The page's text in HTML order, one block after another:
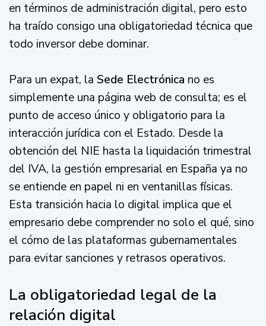
en términos de administración digital, pero esto
ha traído consigo una obligatoriedad técnica que
todo inversor debe dominar.
Para un expat, la Sede Electrónica no es
simplemente una página web de consulta; es el
punto de acceso único y obligatorio para la
interacción jurídica con el Estado. Desde la
obtención del NIE hasta la liquidación trimestral
del IVA, la gestión empresarial en España ya no
se entiende en papel ni en ventanillas físicas.
Esta transición hacia lo digital implica que el
empresario debe comprender no solo el qué, sino
el cómo de las plataformas gubernamentales
para evitar sanciones y retrasos operativos.
La obligatoriedad legal de la
relación digital